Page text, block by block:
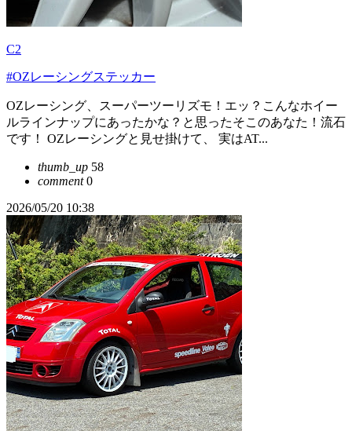
C2
#OZレーシングステッカー
OZレーシング、スーパーツーリズモ！エッ？こんなホイー
ルラインナップにあったかな？と思ったそこのあなた！流石
です！ OZレーシングと見せ掛けて、 実はAT...
thumb_up 58
comment0
2026/05/20 10:38